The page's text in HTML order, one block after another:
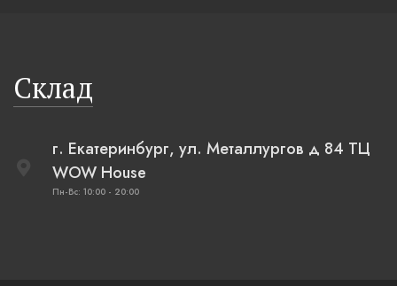
Склад
г. Екатеринбург, ул. Металлургов д 84 ТЦ
WOW House
Пн-Вс: 10:00 - 20:00